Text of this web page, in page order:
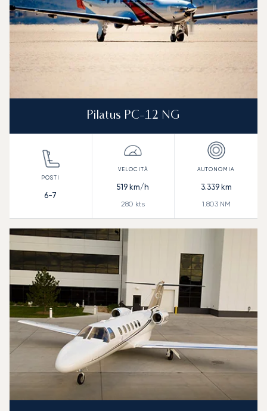
Pilatus PC-12 NG
6-7
519 km/h
280 kts
3.339km
1.803NM